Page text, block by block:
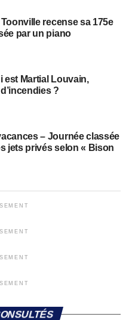
recense sa 175e
par un piano
est Martial Louvain,
?
– Journée classée
jets privés selon « Bison